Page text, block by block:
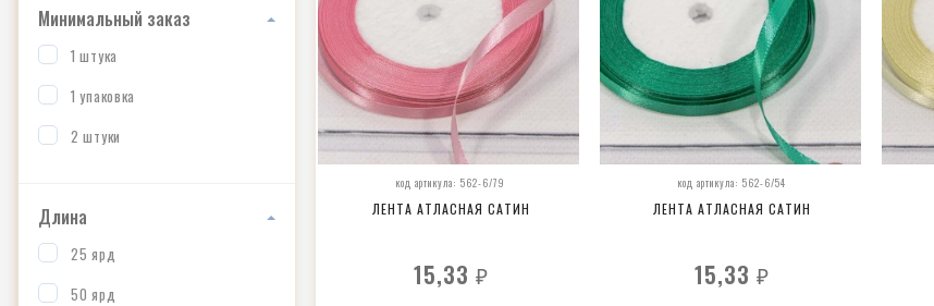
Минимальный заказ
1 штука
1 упаковка
2 штуки
Длина
25 ярд
50 ярд
код артикула: 562-6/79
ЛЕНТА АТЛАСНАЯ САТИН
15,33 ₽
код артикула: 562-6/54
ЛЕНТА АТЛАСНАЯ САТИН
15,33₽